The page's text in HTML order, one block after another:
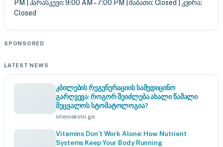
PM | პარასკევი: 9:00 AM – 7:00 PM | შაბათი: Closed | კვირა:
Closed
SPONSORED
LATEST NEWS
კბილების რეგენერაციის სამედიცინო
გარღვევა: როგორ შეიძლება ახალი წამალი
შეცვალოს სტომატოლოგია?
sheniekimi.ge
Vitamins Don’t Work Alone: How Nutrient
Systems Keep Your Body Running